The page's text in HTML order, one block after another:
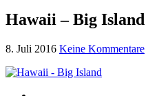
Hawaii – Big Island
8. Juli 2016 Keine Kommentare